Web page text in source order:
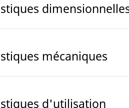
mécaniques
d'utilisation